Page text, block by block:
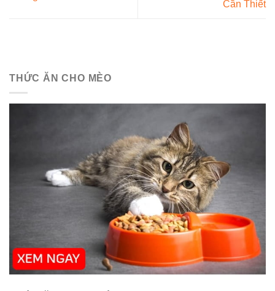
Cần Thiết
THỨC ĂN CHO MÈO